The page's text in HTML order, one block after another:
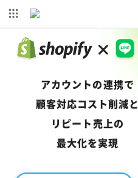
ンツに
進む
アカウントの連携で
顧客対応コスト削減と
リピート売上の
最大化を実現